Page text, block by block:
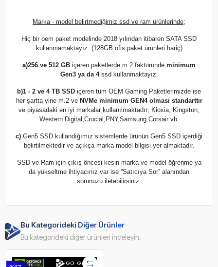
Marka - model belirtmediğimiz ssd ve ram ürünlerinde;
Hiç bir oem paket modelinde 2018 yılından itibaren SATA SSD
kullanmamaktayız. (128GB ofis paket ürünleri hariç)
a)256 ve 512 GB içeren paketlerde m.2 faktöründe minimum
Gen3 ya da 4ssd kullanmaktayız.
b)1 - 2 ve 4 TB SSD içeren tüm OEM Gaming Paketlerimizde ise
her şartta yine m.2 ve NVMe minimum GEN4 olması standarttır
ve piyasadaki en iyi markalar kullanılmaktadır; Kioxia, Kingston,
Western Digital,Crucial,PNY,Samsung,Corsair vb.
c) Gen5 SSD kullandığımız sistemlerde ürünün Gen5 SSD içerdiği
belirtilmektedir ve açıkça marka model bilgisi yer almaktadır.
SSD ve Ram için çıkış öncesi kesin marka ve model öğrenme ya
da yükseltme ihtiyacınız var ise ''Satıcıya Sor'' alanından
sorunuzu iletebilirsiniz.
Bu Kategorideki Diğer Ürünler
Bu kategorideki diğer ürünleri inceleyin.